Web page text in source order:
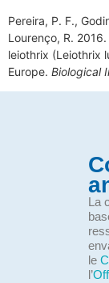
Pereira, P. F.,
Lourenço, R.
leiothrix (Leiothrix
Europe. Biological
La
le
l’